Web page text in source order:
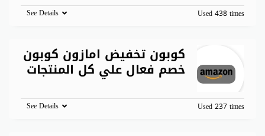
Used 438 times
See Details
كوبون تخفيض امازون كوبون
خصم فعال علي كل المنتجات
Used 237 times
See Details